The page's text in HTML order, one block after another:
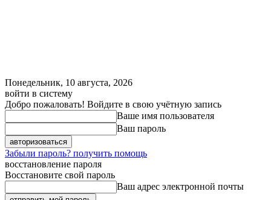
Понедельник, 10 августа, 2026
войти в систему
Добро пожаловать! Войдите в свою учётную запись
Ваше имя пользователя
Ваш пароль
Забыли пароль? получить помощь
восстановление пароля
Восстановите свой пароль
Ваш адрес электронной почты